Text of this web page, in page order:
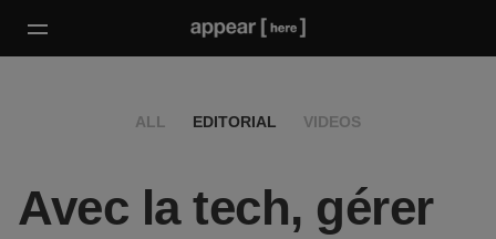
ALL EDITORIAL VIDEOS
Avec la tech, gérer